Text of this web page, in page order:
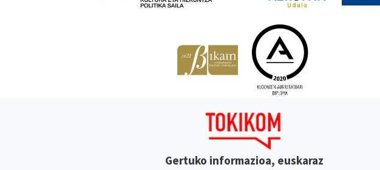
Gertuko informazioa, euskaraz